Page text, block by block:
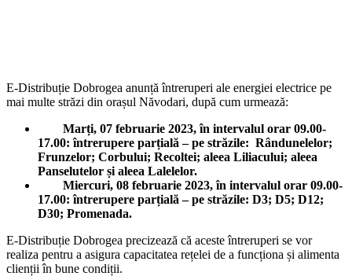
E-Distribuție Dobrogea anunță întreruperi ale energiei electrice pe
mai multe străzi din orașul Năvodari, după cum urmează:
Marți, 07 februarie 2023, în intervalul orar 09.00-
17.00:întrerupere parțială – pe străzile: Rȃndunelelor;
Frunzelor; Corbului; Recoltei; aleea Liliacului; aleea
Panselutelor și aleea Lalelelor.
Miercuri, 08 februarie 2023, în intervalul orar 09.00-
17.00:întrerupere parțială – pe străzile: D3; D5; D12;
D30; Promenada.
E-Distribuție Dobrogea precizează că aceste întreruperi se vor
realiza pentru a asigura capacitatea rețelei de a funcționa și alimenta
clienții în bune condiții.